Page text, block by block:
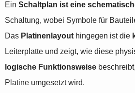
Ein Schaltplan ist eine
Schaltung, wobei Symbole für
Das Platinenlayout hingegen ist die
Leiterplatte und zeigt, wie diese
logische Funktionsweise
Platine umgesetzt wird.